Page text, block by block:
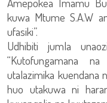
kuwa Mtume S.A.W
ufasiki”.
Udhibiti jumla
“Kutofungamana
utalazimika kuendana
huo utakuwa ni